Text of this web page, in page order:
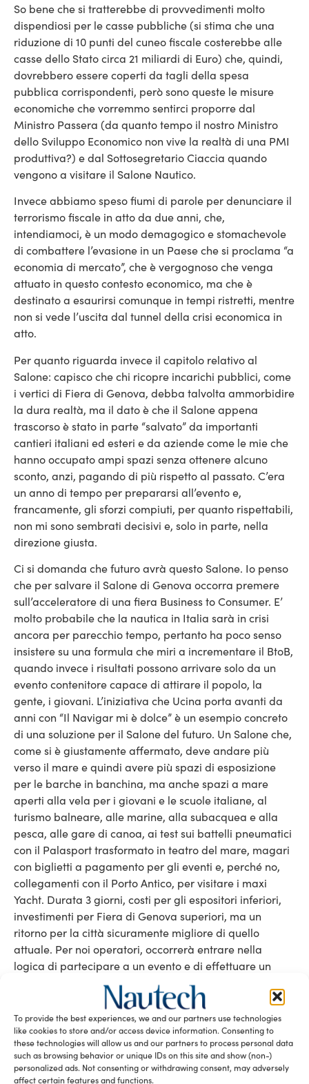
To provide the best experiences, we and our partners use technologies
like cookies to store and/or access device information. Consenting to
these technologies will allow us and our partners to process personal data
such as browsing behavior or unique IDs on this site and show (non-)
personalized ads. Not consenting or withdrawing consent, may adversely
affect certain features and functions.
So bene che si tratterebbe di provvedimenti molto
dispendiosi per le casse pubbliche (si stima che una
riduzione di 10 punti del cuneo fiscale costerebbe alle
casse dello Stato circa 21 miliardi di Euro) che, quindi,
dovrebbero essere coperti da tagli della spesa
pubblica corrispondenti, però sono queste le misure
economiche che vorremmo sentirci proporre dal
Ministro Passera (da quanto tempo il nostro Ministro
dello Sviluppo Economico non vive la realtà di una PMI
produttiva?) e dal Sottosegretario Ciaccia quando
vengono a visitare il Salone Nautico.
Invece abbiamo speso fiumi di parole per denunciare il
terrorismo fiscale in atto da due anni, che,
intendiamoci, è un modo demagogico e stomachevole
di combattere l’evasione in un Paese che si proclama “a
economia di mercato”, che è vergognoso che venga
attuato in questo contesto economico, ma che è
destinato a esaurirsi comunque in tempi ristretti, mentre
non si vede l’uscita dal tunnel della crisi economica in
atto.
Per quanto riguarda invece il capitolo relativo al
Salone: capisco che chi ricopre incarichi pubblici, come
i vertici di Fiera di Genova, debba talvolta ammorbidire
la dura realtà, ma il dato è che il Salone appena
trascorso è stato in parte “salvato” da importanti
cantieri italiani ed esteri e da aziende come le mie che
hanno occupato ampi spazi senza ottenere alcuno
sconto, anzi, pagando di più rispetto al passato. C’era
un anno di tempo per prepararsi all’evento e,
francamente, gli sforzi compiuti, per quanto rispettabili,
non mi sono sembrati decisivi e, solo in parte, nella
direzione giusta.
Ci si domanda che futuro avrà questo Salone. Io penso
che per salvare il Salone di Genova occorra premere
sull’acceleratore di una fiera Business to Consumer. E’
molto probabile che la nautica in Italia sarà in crisi
ancora per parecchio tempo, pertanto ha poco senso
insistere su una formula che miri a incrementare il BtoB,
quando invece i risultati possono arrivare solo da un
evento contenitore capace di attirare il popolo, la
gente, i giovani. L’iniziativa che Ucina porta avanti da
anni con “Il Navigar mi è dolce” è un esempio concreto
di una soluzione per il Salone del futuro. Un Salone che,
come si è giustamente affermato, deve andare più
verso il mare e quindi avere più spazi di esposizione
per le barche in banchina, ma anche spazi a mare
aperti alla vela per i giovani e le scuole italiane, al
turismo balneare, alle marine, alla subacquea e alla
pesca, alle gare di canoa, ai test sui battelli pneumatici
con il Palasport trasformato in teatro del mare, magari
con biglietti a pagamento per gli eventi e, perché no,
collegamenti con il Porto Antico, per visitare i maxi
Yacht. Durata 3 giorni, costi per gli espositori inferiori,
investimenti per Fiera di Genova superiori, ma un
ritorno per la città sicuramente migliore di quello
attuale. Per noi operatori, occorrerà entrare nella
logica di partecipare a un evento e di effettuare un
investimento dai ritorni non immediati ma con lo scopo
di riportare i giovani e i loro genitori a prendere in
considerazione in futuro la barca, il pattino, la canoa, il
gommone, come un’alternativa di vacanza.
Quanto sopra, francamente, non so se rientra nelle
strategie di Ucina, anche perché la nostra associazione